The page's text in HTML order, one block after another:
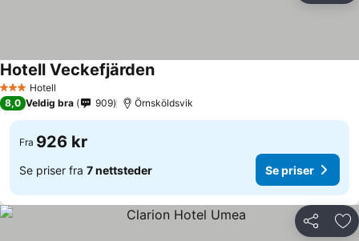
3 StjernerHotell
Hotell VeckefjärdenSe priser
8,0 Veldig bra 909 Örnsköldsvik
Fra 926 kr
Se priser fra 7 nettsteder Se priser
Del